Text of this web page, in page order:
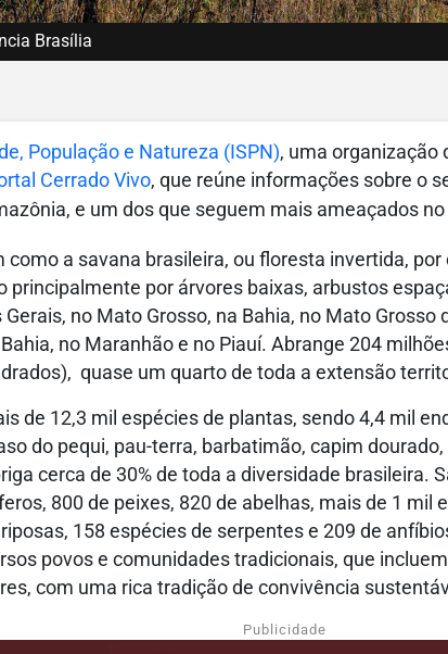
Brasília
População e Natureza (ISPN), uma organização
Cerrado Vivo, que reúne informações sobre o
e um dos que seguem mais ameaçados
como a savana brasileira, ou floresta invertida,
principalmente por árvores baixas, arbustos
no Mato Grosso, na Bahia, no Mato Grosso
no Maranhão e no Piauí. Abrange 204
quase um quarto de toda a extensão
de 12,3 mil espécies de plantas, sendo 4,4 mil
do pequi, pau-terra, barbatimão, capim
cerca de 30% de toda a diversidade brasileira.
800 de peixes, 820 de abelhas, mais de 1 mil
158 espécies de serpentes e 209 de
povos e comunidades tradicionais, que
com uma rica tradição de convivência
Publicidade